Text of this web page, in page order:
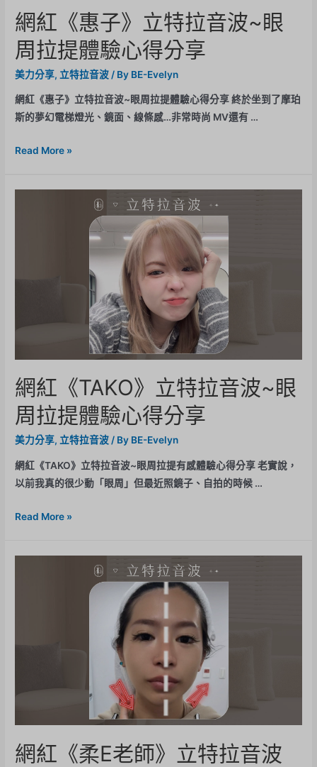
網紅《惠子》立特拉音波~眼
周拉提體驗心得分享
美力分享, 立特拉音波 / By BE-Evelyn
網紅《惠子》立特拉音波~眼周拉提體驗心得分享 終於坐到了摩珀
斯的夢幻電梯燈光、鏡面、線條感…非常時尚 MV還有 …
Read More »
網紅《TAKO》立特拉音波~眼
周拉提體驗心得分享
美力分享,立特拉音波/ By BE-Evelyn
網紅《TAKO》立特拉音波~眼周拉提有感體驗心得分享 老實說，
以前我真的很少動「眼周」但最近照鏡子、自拍的時候 …
Read More »
網紅《柔E老師》立特拉音波